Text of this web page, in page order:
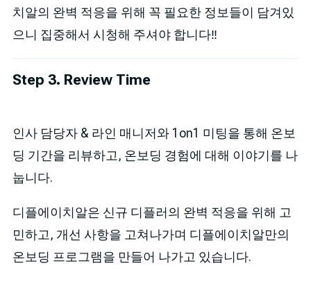
치알의 완벽 적응을 위해 꼭 필요한 정보들이 담겨있
으니 집중해서 시청해 주셔야 합니다‼️
Step 3. Review Time
인사 담당자 & 라인 매니저와 1on1 미팅을 통해 온보
딩 기간을 리뷰하고, 온보딩 경험에 대해 이야기를 나
눕니다.
디플에이치알은 신규 디플러의 완벽 적응을 위해 고
민하고, 개선 사항을 고쳐나가며 디플에이치알만의
온보딩 프로그램을 만들어 나가고 있습니다.